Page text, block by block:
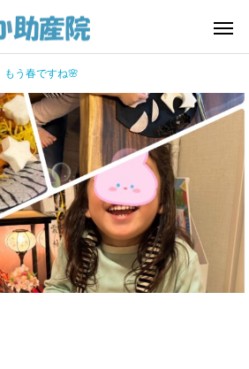
用
園制
す😊
日記
気づけばもう年の瀬‼️😱
もう春ですね🌸